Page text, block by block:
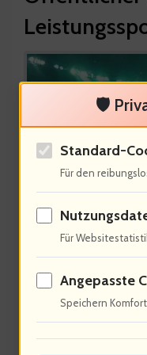
Der öffentliche
80% der
beobachtet.
🛡️
Standard-
Für den
Für
Angepasste
Speichern